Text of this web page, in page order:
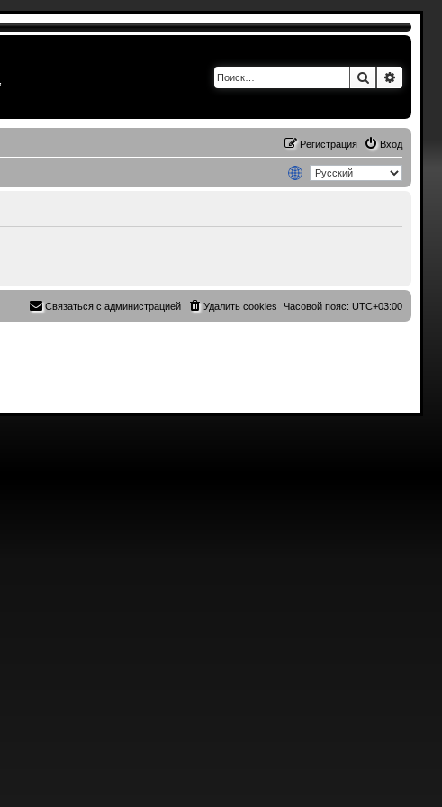
Поиск
Вход
Регистрация
Часовой пояс:UTC+03:00
Удалить cookies
Связаться с администрацией